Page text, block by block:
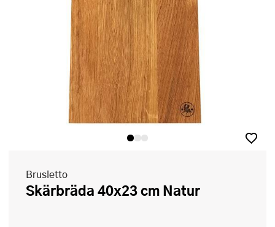
Brusletto
Skärbräda 40x23 cm Natur